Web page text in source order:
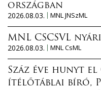
országban
2026.08.03.
MNL JNSzML
MNL CSCSVL
2026.08.03.
MNL CsML
Száz éve hunyt
ítélőtáblai bíró,